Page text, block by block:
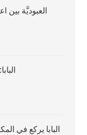
العبوديَّة بين
البابا يركع في